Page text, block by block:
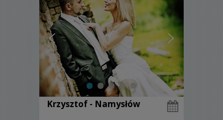
Krzysztof - Namysłów